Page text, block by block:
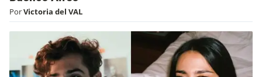
PorVictoria del VAL